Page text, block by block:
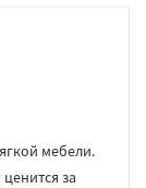
мебели.
за